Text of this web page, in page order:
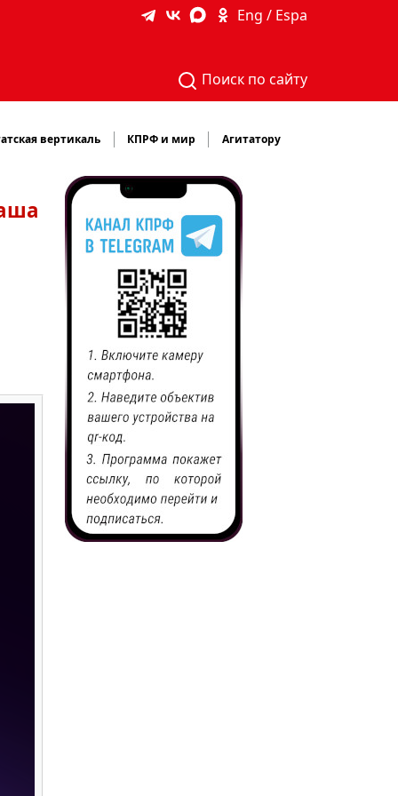
Eng / Espa
Поиск по сайту
вертикаль КПРФ и мир Агитатору